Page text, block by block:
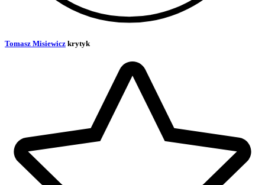
Tomasz Misiewicz krytyk